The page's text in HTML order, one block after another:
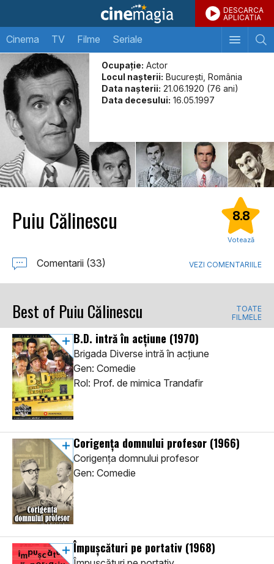
DESCARCA
APLICATIA
Cinema TV Filme Seriale
Ocupație: Actor
Locul naşterii: București, România
Data naşterii: 21.06.1920 (76 ani)
Data decesului: 16.05.1997
Puiu Călinescu 8.8
Votează
Comentarii (33) VEZI COMENTARIILE
Best of Puiu Călinescu
TOATE
FILMELE
B.D. intră în acțiune (1970)
Brigada Diverse intră în acțiune
Gen: Comedie
Rol: Prof. de mimica Trandafir
Corigența domnului profesor (1966)
Corigența domnului profesor
Gen: Comedie
Împușcături pe portativ (1968)